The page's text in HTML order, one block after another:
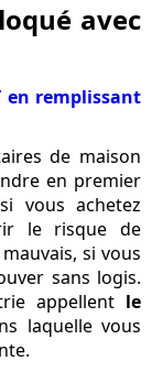
avec
en remplissant
de maison
en premier
vous achetez
le risque de
si vous
sans logis.
appellent le
laquelle vous